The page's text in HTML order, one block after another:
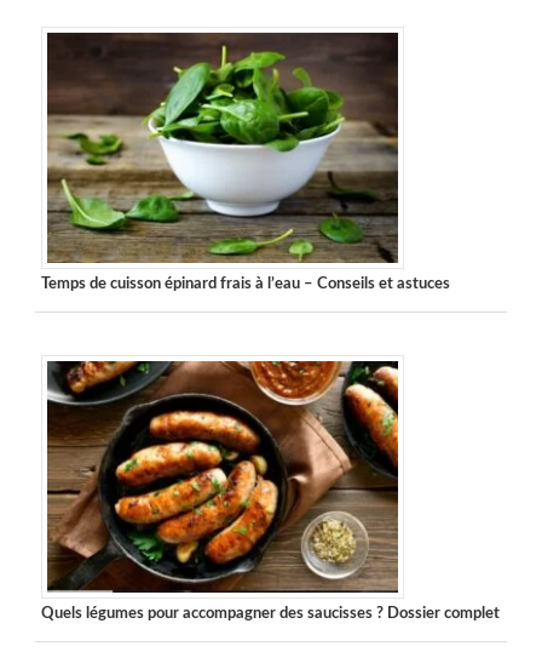
Temps de cuisson épinard frais à l’eau – Conseils et astuces
Quels légumes pour accompagner des saucisses ? Dossier complet